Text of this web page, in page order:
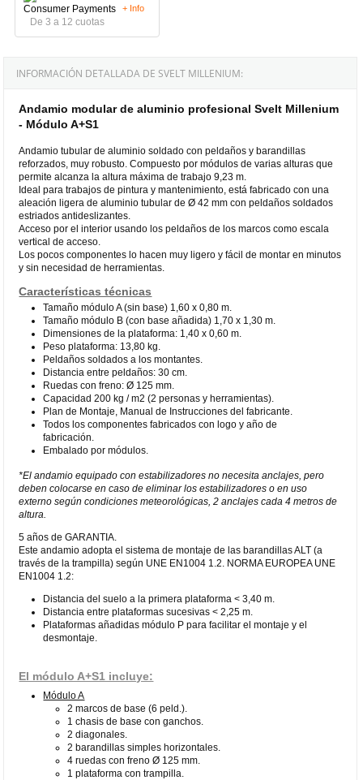
De 3 a 12 cuotas
+ Info
INFORMACIÓN DETALLADA DE SVELT MILLENIUM:
Andamio modular de aluminio profesional Svelt Millenium
- Módulo A+S1
Andamio tubular de aluminio soldado con peldaños y barandillas
reforzados, muy robusto. Compuesto por módulos de varias alturas que
permite alcanza la altura máxima de trabajo 9,23 m.
Ideal para trabajos de pintura y mantenimiento, está fabricado con una
aleación ligera de aluminio tubular de Ø 42 mm con peldaños soldados
estriados antideslizantes.
Acceso por el interior usando los peldaños de los marcos como escala
vertical de acceso.
Los pocos componentes lo hacen muy ligero y fácil de montar en minutos
y sin necesidad de herramientas.
Características técnicas
Tamaño módulo A (sin base) 1,60 x 0,80 m.
Tamaño módulo B (con base añadida) 1,70 x 1,30 m.
Dimensiones de la plataforma: 1,40 x 0,60 m.
Peso plataforma: 13,80 kg.
Peldaños soldados a los montantes.
Distancia entre peldaños: 30 cm.
Ruedas con freno: Ø 125 mm.
Capacidad 200 kg / m2 (2 personas y herramientas).
Plan de Montaje, Manual de Instrucciones del fabricante.
Todos los componentes fabricados con logo y año de
fabricación.
Embalado por módulos.
*El andamio equipado con estabilizadores no necesita anclajes, pero
deben colocarse en caso de eliminar los estabilizadores o en uso
externo según condiciones meteorológicas, 2 anclajes cada 4 metros de
altura.
5 años de GARANTIA.
Este andamio adopta el sistema de montaje de las barandillas ALT (a
través de la trampilla) según UNE EN1004 1.2. NORMA EUROPEA UNE
EN1004 1.2:
Distancia del suelo a la primera plataforma < 3,40 m.
Distancia entre plataformas sucesivas < 2,25 m.
Plataformas añadidas módulo P para facilitar el montaje y el
desmontaje.
El módulo A+S1 incluye:
Módulo A
2 marcos de base (6 peld.).
1 chasis de base con ganchos.
2 diagonales.
2 barandillas simples horizontales.
4 ruedas con freno Ø 125 mm.
1 plataforma con trampilla.